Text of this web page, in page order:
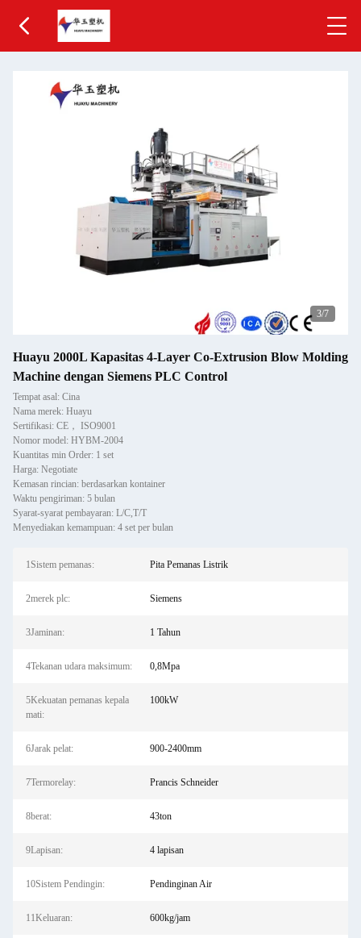
3/7
Huayu 2000L Kapasitas 4-Layer Co-Extrusion Blow Molding
Machine dengan Siemens PLC Control
Tempat asal: Cina
Nama merek: Huayu
Sertifikasi: CE， ISO9001
Nomor model: HYBM-2004
Kuantitas min Order: 1 set
Harga: Negotiate
Kemasan rincian: berdasarkan kontainer
Waktu pengiriman: 5 bulan
Syarat-syarat pembayaran: L/C,T/T
Menyediakan kemampuan: 4 set per bulan
1Sistem pemanas: Pita Pemanas Listrik
2merek plc: Siemens
3Jaminan: 1 Tahun
4Tekanan udara maksimum: 0,8Mpa
5Kekuatan pemanas kepala
mati:
100kW
6Jarak pelat: 900-2400mm
7Termorelay: Prancis Schneider
8berat: 43ton
9Lapisan: 4 lapisan
10Sistem Pendingin: Pendinginan Air
11Keluaran: 600kg/jam